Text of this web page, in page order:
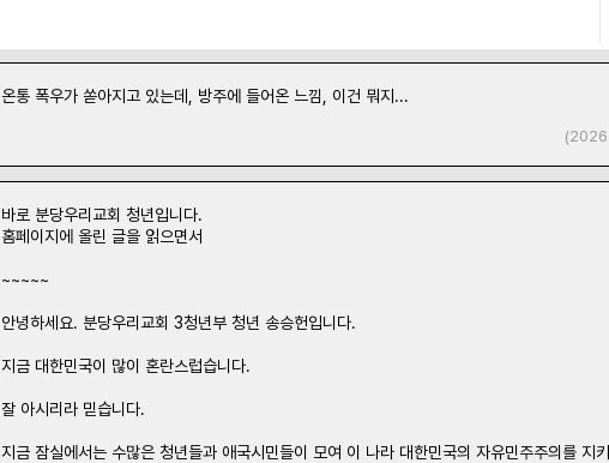
온통 폭우가 쏟아지고 있는데, 방주에 들어온 느낌, 이건 뭐지...
바로 분당우리교회 청년입니다.
홈페이지에 올린 글을 읽으면서
~~~~~
안녕하세요. 분당우리교회 3청년부 청년 송승헌입니다.
지금 대한민국이 많이 혼란스럽습니다.
잘 아시리라 믿습니다.
지금 잠실에서는 수많은 청년들과 애국시민들이 모여 이 나라 대한민국의 자유민주주의를 지